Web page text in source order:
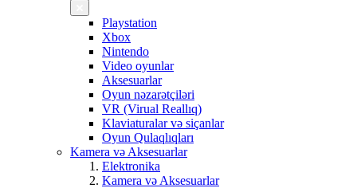
Playstation
Xbox
Nintendo
Video oyunlar
Aksesuarlar
Oyun nəzarətçiləri
VR (Virual Reallıq)
Klaviaturalar və siçanlar
Oyun Qulaqlıqları
Kamera və Aksesuarlar
Elektronika
Kamera və Aksesuarlar